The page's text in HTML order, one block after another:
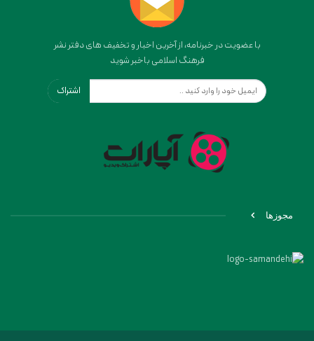
با عضویت در خبرنامه، از آخرین اخبار و تخفیف های دفتر نشر
فرهنگ اسلامی باخبر شوید
اشتراک
مجوزها